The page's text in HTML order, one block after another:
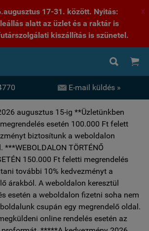
17-31. között. Nyitás:
alatt az üzlet és a raktár is
kiszállítás is szünetel.
X
 
 E-mail küldés »
augusztus 15-ig **Üzletünkben
esetén 100.000 Ft felett
biztosítunk a weboldalon
TÖRTÉNŐ
150.000 Ft feletti megrendelés
további 10% kedvezményt a
árakból. A weboldalon keresztül
esetén a weboldalon fizetni soha nem
csupán egy megrendelő oldal.
online rendelés esetén az